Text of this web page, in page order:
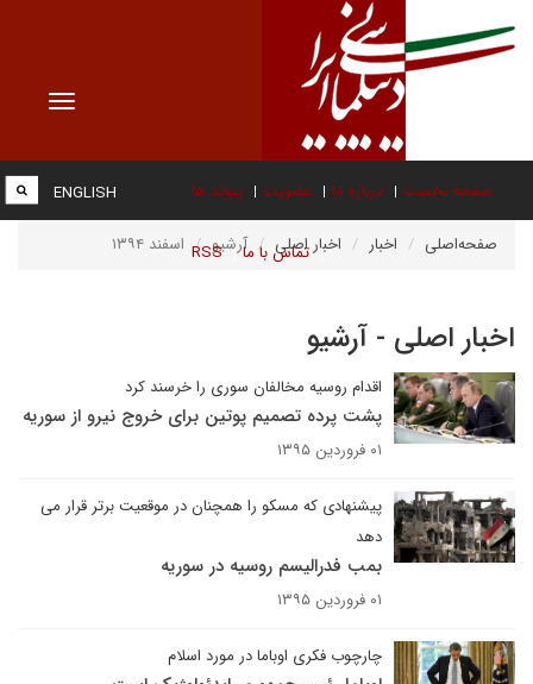
Toggle
صفحه نخست درباره ما عضویت پیوند ها
تماس با ما RSS
ENGLISH
صفحه‌اصلی اخبار اخبار اصلی آرشیو اسفند ۱۳۹۴
اخبار اصلی - آرشیو
اقدام روسیه مخالفان سوری را خرسند کرد
پشت‌ پرده تصمیم پوتین برای خروج نیرو از سوریه
۰۱ فروردین ۱۳۹۵
پیشنهادی که مسکو را همچنان در موقعیت برتر قرار می
دهد
بمب فدرالیسم روسیه در سوریه
۰۱ فروردین ۱۳۹۵
چارچوب فکری اوباما در مورد اسلام